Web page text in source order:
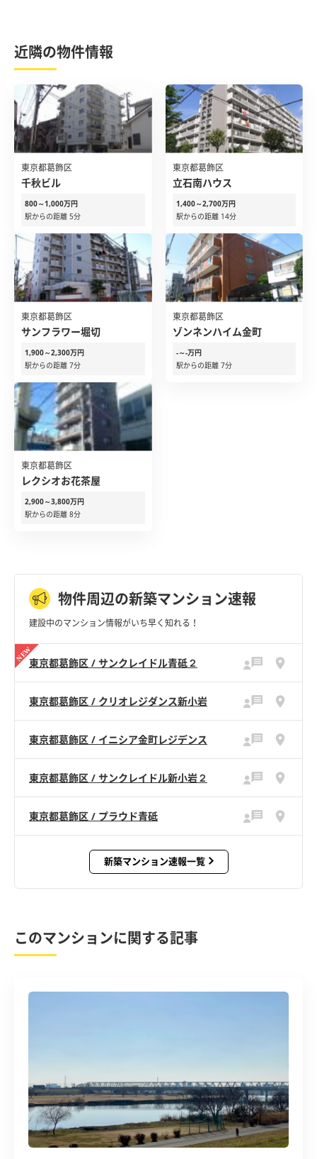
近隣の物件情報
東京都葛飾区
千秋ビル
800～1,000万円
駅からの距離 5分
東京都葛飾区
立石南ハウス
1,400～2,700万円
駅からの距離 14分
東京都葛飾区
サンフラワー堀切
1,900～2,300万円
駅からの距離 7分
東京都葛飾区
ゾンネンハイム金町
-～-万円
駅からの距離 7分
東京都葛飾区
レクシオお花茶屋
2,900～3,800万円
駅からの距離 8分
物件周辺の新築マンション速報
建設中のマンション情報がいち早く知れる！
東京都葛飾区 / サンクレイドル青砥２
東京都葛飾区 / クリオレジダンス新小岩
東京都葛飾区 / イニシア金町レジデンス
東京都葛飾区 / サンクレイドル新小岩２
東京都葛飾区 / プラウド青砥
新築マンション速報一覧
このマンションに関する記事